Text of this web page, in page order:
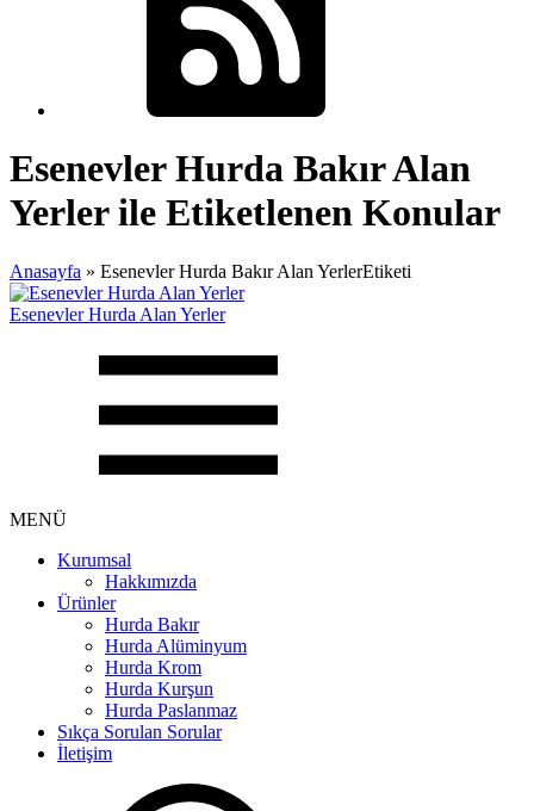
Esenevler Hurda Bakır Alan
Yerler ile Etiketlenen Konular
Anasayfa » Esenevler Hurda Bakır Alan YerlerEtiketi
Esenevler Hurda Alan Yerler
MENÜ
Kurumsal
Hakkımızda
Ürünler
Hurda Bakır
Hurda Alüminyum
Hurda Krom
Hurda Kurşun
Hurda Paslanmaz
Sıkça Sorulan Sorular
İletişim